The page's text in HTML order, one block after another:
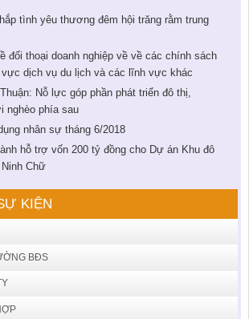
tình yêu thương đêm hội trăng rằm trung
đối thoại doanh nghiệp về về các chính sách
vực dịch vụ du lịch và các lĩnh vực khác
Nỗ lực góp phần phát triển đô thị,
nghèo phía sau
nhân sự tháng 6/2018
hỗ trợ vốn 200 tỷ đồng cho Dự án Khu đô
Chữ
KIỆN
BĐS